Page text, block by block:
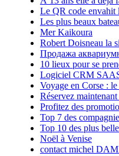
Le QR code envahit
Les plus beaux
Mer Kaikoura
Robert Doisneau la
Продажа
10 lieux pour se
Logiciel CRM
Voyage en Corse :
Réservez
Profitez des
Top 7 des
Top 10 des plus
Noël à Venise
contact michel